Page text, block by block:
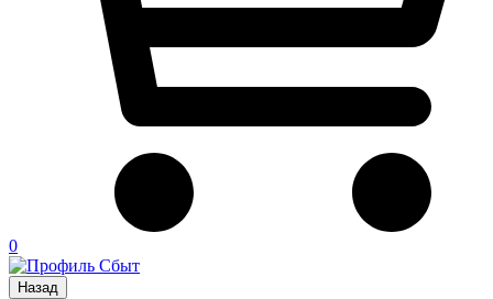
0
Назад